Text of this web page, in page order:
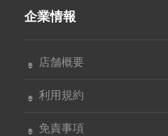
企業情報
店舗概要
利用規約
免責事項